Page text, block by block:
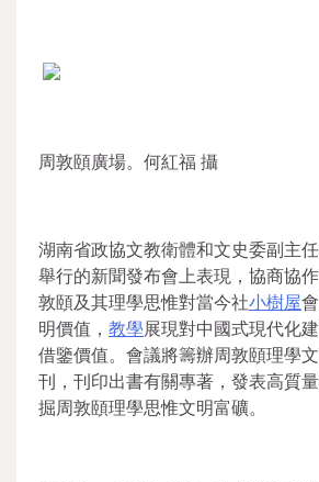
周敦頤廣場。何紅福 攝
湖南省政協文教衛體和文史委副主
舉行的新聞發布會上表現，協商協
敦頤及其理學思惟對當今社小樹屋
明價值， 教學展現對中國式現代化
借鑒價值。會議將籌辦周敦頤理學
刊，刊印出書有關專著，發表高質
掘周敦頤理學思惟文明富礦。